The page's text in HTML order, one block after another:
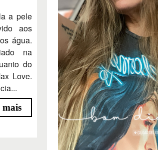
a pele
aos
água.
na
do
Love.
mais